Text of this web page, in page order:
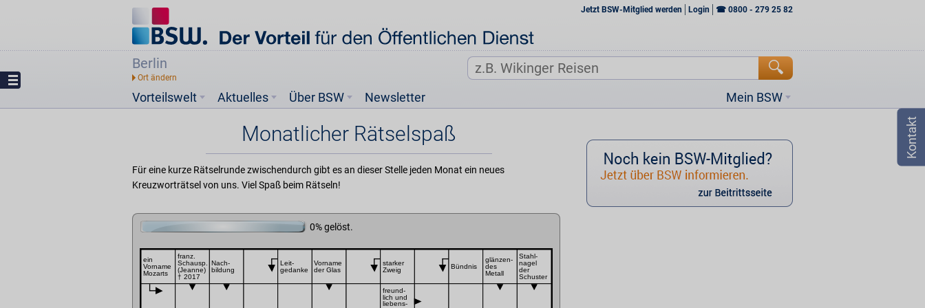
Jetzt BSW-Mitglied werden Login ☎ 0800 - 279 25 82
Berlin
Vorteilswelt Mein BSW
Aktuelles Über BSW Newsletter
Monatlicher Rätselspaß
Für eine kurze Rätselrunde zwischendurch gibt es an dieser Stelle jeden Monat ein neues
Kreuzworträtsel von uns. Viel Spaß beim Rätseln!
0% gelöst.
ein
Vorname
Mozarts
franz.
Schausp.
(Jeanne)
† 2017
Nach-
bildung
Leit-
gedanke
Vorname
der Glas
starker
Zweig
Bündnis
glänzen-
des
Metall
Stahl-
nagel
der
Schuster
freund-
lich und
liebens-